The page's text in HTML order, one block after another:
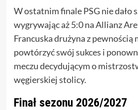
W ostatnim finale PSG nie dało
wygrywając aż 5:0 na Allianz
Francuska drużyna z pewnością
powtórzyć swój sukces i
meczu decydującym o
węgierskiej stolicy.
Finał sezonu 2026/2027